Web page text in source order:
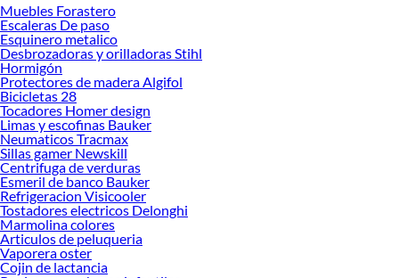
Muebles Forastero
Escaleras De paso
Esquinero metalico
Desbrozadoras y orilladoras Stihl
Hormigón
Protectores de madera Algifol
Bicicletas 28
Tocadores Homer design
Limas y escofinas Bauker
Neumaticos Tracmax
Sillas gamer Newskill
Centrifuga de verduras
Esmeril de banco Bauker
Refrigeracion Visicooler
Tostadores electricos Delonghi
Marmolina colores
Articulos de peluqueria
Vaporera oster
Cojin de lactancia